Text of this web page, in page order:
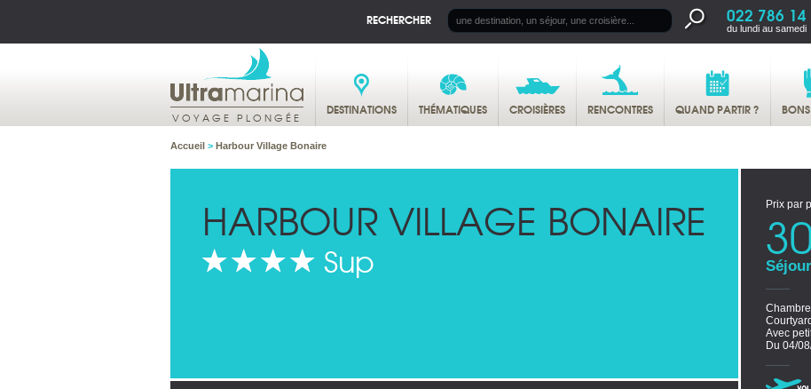
RECHERCHER 022 786 14
du lundi au samedi
VOYAGE PLONGÉE DESTINATIONS THÉMATIQUES CROISIÈRES RENCONTRES QUAND PARTIR ?
Accueil > Harbour Village Bonaire
HARBOUR VILLAGE BONAIRE
Sup
Prix par
Courtyard
Avec
Du 04/